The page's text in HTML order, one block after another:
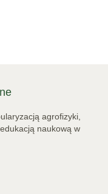
agrofizyki,
naukową w